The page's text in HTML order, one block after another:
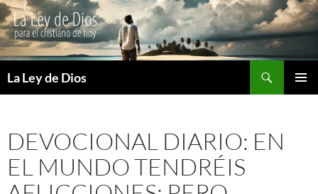
La Ley de Dios
DEVOCIONAL DIARIO: EN
EL MUNDO TENDRÉIS